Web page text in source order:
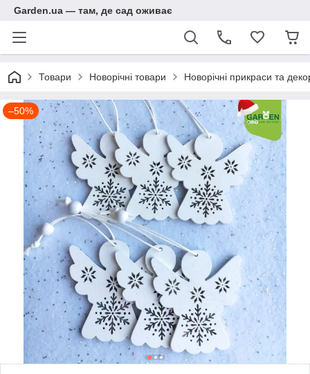
Garden.ua — там, де сад оживає
Товари Новорічні товари Новорічні прикраси та
–50%